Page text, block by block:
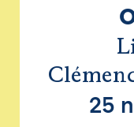
25